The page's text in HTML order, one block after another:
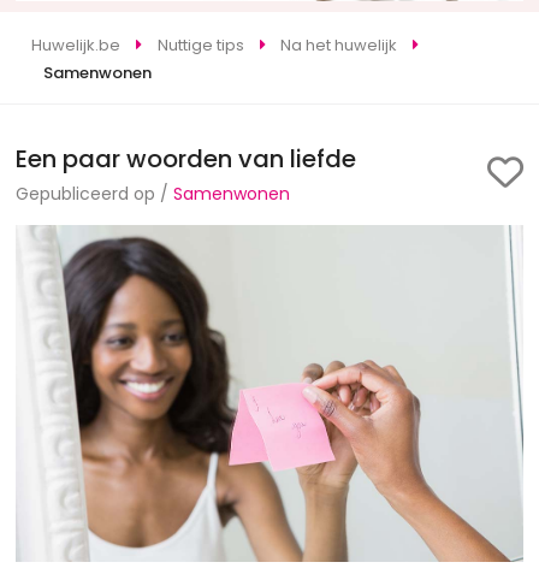
Huwelijk.be Nuttige tips
Na het huwelijk
Samenwonen
Een paar woorden van liefde
Gepubliceerd op /Samenwonen